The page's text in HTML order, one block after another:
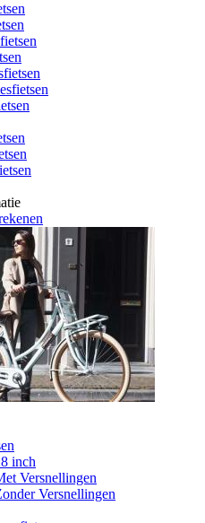
inch
Versnellingen
Versnellingen